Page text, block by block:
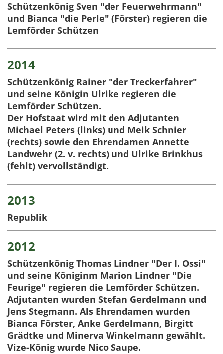
Schützenkönig Sven "der Feuerwehrmann"
und Bianca "die Perle" (Förster) regieren die
Lemförder Schützen
2014
Schützenkönig Rainer "der Treckerfahrer"
und seine Königin Ulrike regieren die
Lemförder Schützen.
Der Hofstaat wird mit den Adjutanten
Michael Peters (links) und Meik Schnier
(rechts) sowie den Ehrendamen Annette
Landwehr (2. v. rechts) und Ulrike Brinkhus
(fehlt) vervollständigt.
2013
Republik
2012
Schützenkönig Thomas Lindner "Der I. Ossi"
und seine Königinm Marion Lindner "Die
Feurige" regieren die Lemförder Schützen.
Adjutanten wurden Stefan Gerdelmann und
Jens Stegmann. Als Ehrendamen wurden
Bianca Förster, Anke Gerdelmann, Birgitt
Grädtke und Minerva Winkelmann gewählt.
Vize-König wurde Nico Saupe.